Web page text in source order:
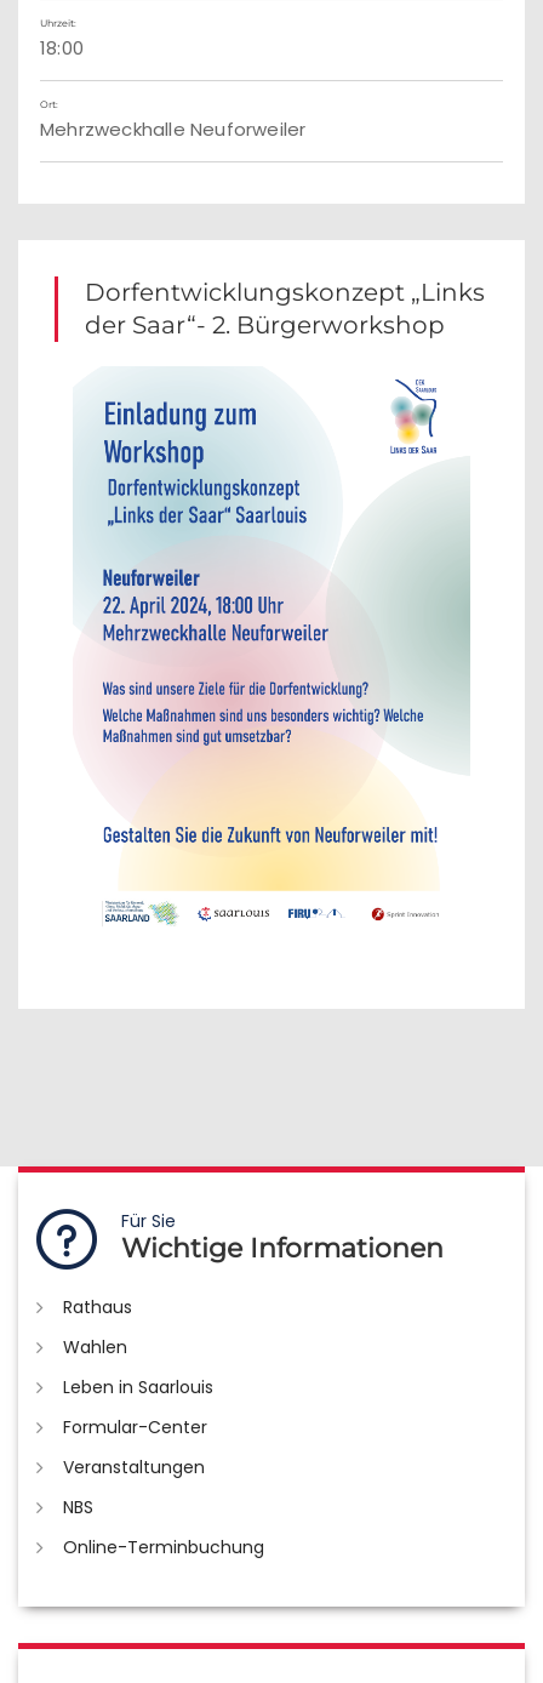
Uhrzeit:
18:00
Ort:
Mehrzweckhalle Neuforweiler
Dorfentwicklungskonzept „Links
der Saar“- 2. Bürgerworkshop
Für Sie
Wichtige Informationen
Rathaus
Wahlen
Leben in Saarlouis
Formular-Center
Veranstaltungen
NBS
Online-Terminbuchung